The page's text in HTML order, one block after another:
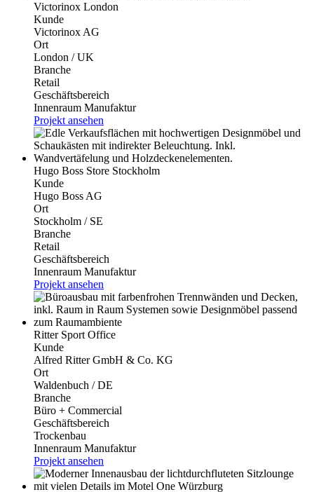
Victorinox London
Kunde
Victorinox AG
Ort
London / UK
Branche
Retail
Geschäftsbereich
Innenraum Manufaktur
Projekt ansehen
Hugo Boss Store Stockholm
Kunde
Hugo Boss AG
Ort
Stockholm / SE
Branche
Retail
Geschäftsbereich
Innenraum Manufaktur
Projekt ansehen
Ritter Sport Office
Kunde
Alfred Ritter GmbH & Co. KG
Ort
Waldenbuch / DE
Branche
Büro + Commercial
Geschäftsbereich
Trockenbau
Innenraum Manufaktur
Projekt ansehen